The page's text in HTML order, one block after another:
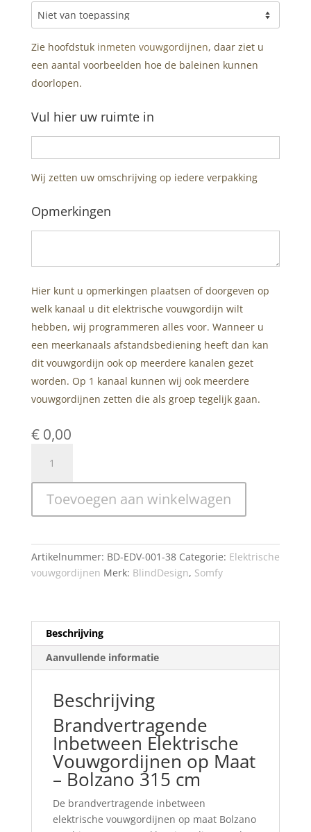
Zie hoofdstuk inmeten vouwgordijnen, daar ziet u
een aantal voorbeelden hoe de baleinen kunnen
doorlopen.
Vul hier uw ruimte in
Wij zetten uw omschrijving op iedere verpakking
Opmerkingen
Hier kunt u opmerkingen plaatsen of doorgeven op
welk kanaal u dit elektrische vouwgordijn wilt
hebben, wij programmeren alles voor. Wanneer u
een meerkanaals afstandsbediening heeft dan kan
dit vouwgordijn ook op meerdere kanalen gezet
worden. Op 1 kanaal kunnen wij ook meerdere
vouwgordijnen zetten die als groep tegelijk gaan.
€0,00
Inbetween
Elektrische
Vouwgordijnen
–
aantal
Toevoegen aan winkelwagen
Artikelnummer: BD-EDV-001-38 Categorie: Elektrische
vouwgordijnen Merk: BlindDesign, Somfy
Beschrijving
Aanvullende informatie
Beschrijving
Brandvertragende
Inbetween Elektrische
Vouwgordijnen op Maat
– Bolzano 315 cm
De brandvertragende inbetween
elektrische vouwgordijnen op maat Bolzano